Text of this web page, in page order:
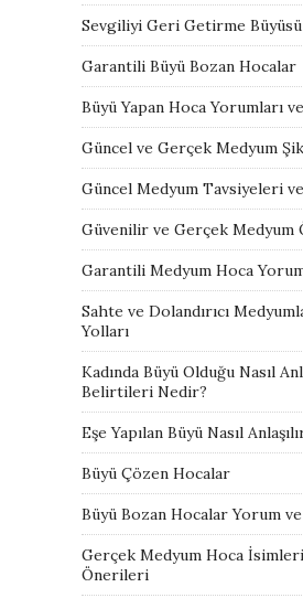
Sevgiliyi Geri Getirme
Garantili Büyü Bozan Hocalar
Büyü Yapan Hoca Yorumları
Güncel ve Gerçek Medyum
Güncel Medyum Tavsiyeleri
Güvenilir ve Gerçek Medyum
Garantili Medyum Hoca
Sahte ve Dolandırıcı
Yolları
Kadında Büyü Olduğu Nasıl
Belirtileri Nedir?
Eşe Yapılan Büyü Nasıl
Büyü Çözen Hocalar
Büyü Bozan Hocalar Yorum
Gerçek Medyum Hoca
Önerileri